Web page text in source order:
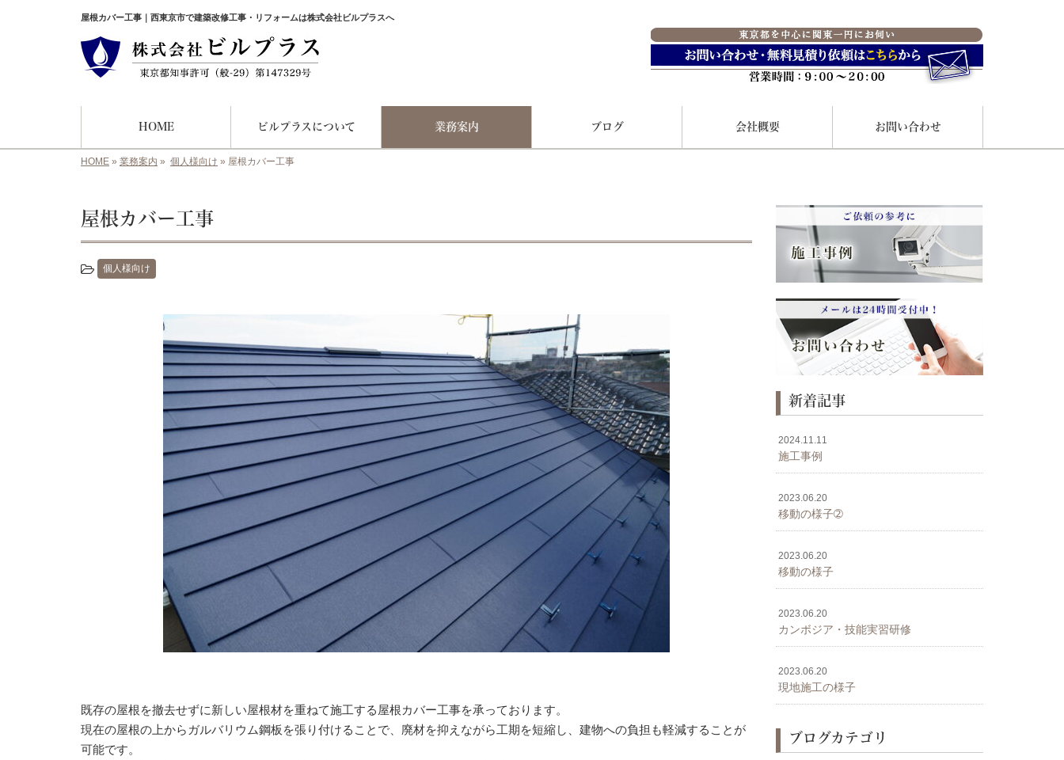
屋根カバー工事｜西東京市で建築改修工事・リフォームは株式会社ビルプラスへ
HOME ビルプラスについて 業務案内 ブログ 会社概要 お問い合わせ
HOME » 業務案内 » 個人様向け » 屋根カバー工事
屋根カバー工事
個人様向け
既存の屋根を撤去せずに新しい屋根材を重ねて施工する屋根カバー工事を承っております。
現在の屋根の上からガルバリウム鋼板を張り付けることで、廃材を抑えながら工期を短縮し、建物への負担も軽減することが
可能です。
新着記事
2024.11.11
施工事例
2023.06.20
移動の様子➁
2023.06.20
移動の様子
2023.06.20
カンボジア・技能実習研修
2023.06.20
現地施工の様子
ブログカテゴリ